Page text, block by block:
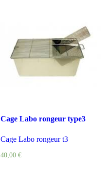
Cage Labo rongeur type3
Cage Labo rongeur t3
40,00 €